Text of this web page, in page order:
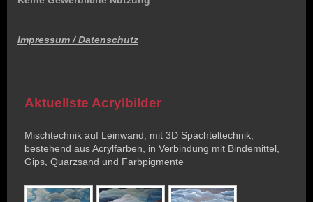
Impressum / Datenschutz
Aktuellste Acrylbilder
Mischtechnik auf Leinwand, mit 3D Spachteltechnik,
bestehend aus Acrylfarben, in Verbindung mit Bindemittel,
Gips, Quarzsand und Farbpigmente